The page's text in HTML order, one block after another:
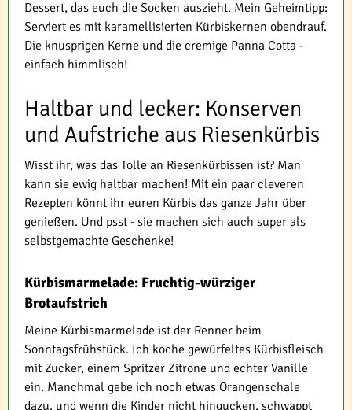
Dessert, das euch die Socken auszieht. Mein Geheimtipp:
Serviert es mit karamellisierten Kürbiskernen obendrauf.
Die knusprigen Kerne und die cremige Panna Cotta -
einfach himmlisch!
Haltbar und lecker: Konserven
und Aufstriche aus Riesenkürbis
Wisst ihr, was das Tolle an Riesenkürbissen ist? Man
kann sie ewig haltbar machen! Mit ein paar cleveren
Rezepten könnt ihr euren Kürbis das ganze Jahr über
genießen. Und psst - sie machen sich auch super als
selbstgemachte Geschenke!
Kürbismarmelade: Fruchtig-würziger
Brotaufstrich
Meine Kürbismarmelade ist der Renner beim
Sonntagsfrühstück. Ich koche gewürfeltes Kürbisfleisch
mit Zucker, einem Spritzer Zitrone und echter Vanille
ein. Manchmal gebe ich noch etwas Orangenschale
dazu, und wenn die Kinder nicht hingucken, schwappt